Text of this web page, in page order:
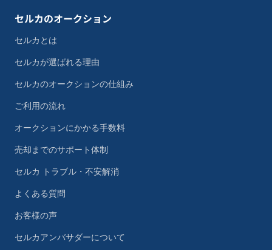
セルカのオークション
セルカとは
セルカが選ばれる理由
セルカのオークションの仕組み
ご利用の流れ
オークションにかかる手数料
売却までのサポート体制
セルカ トラブル・不安解消
よくある質問
お客様の声
セルカアンバサダーについて